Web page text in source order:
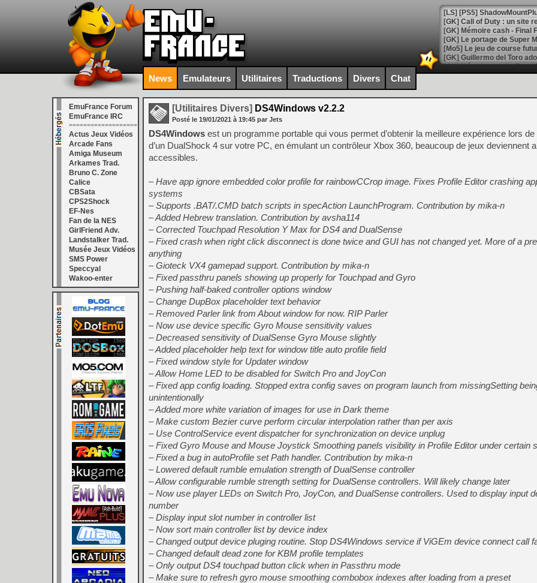
[GK] Le portage de Super
[Mo5] Le jeu de course
[GK] Guillermo del Toro
[LTF] Eté 2026 - Séquence
[GK] Mistfall Hunter :
[GK] Wo Long 2 évolue
[GK] Crossfire : un TPS à
[LS] [PS5] Premiers
[Mo5] DOOM arrive en
[GK] Bethesda fête les 30
[GK] Roblox : l'action en
[GK] Agenda - GeForce
[GK] Devolver Digital en a
[LS] [PS5] ps5-y2jb-
[GK] Pourquoi Marvel
[GK] GTA 6 : Rockstar
[GK] Hot Wheels Infinite
[GK] Mémoire cash -
[GK] Résultats Nintendo :
[GK] Déjà des
[Mo5] Brickboy cherche à
[GK] Minecraft et ses «
[GK] Beast of
[GK] Ubisoft : fin de partie
[GK] Mémoire cash -
[GK] Dan Houser (GTA)
[GK] Comment EA Sports
[GK] Crimson Moon : un
[GK] Isle of Reveries : le
[GK] Moonlighter 2 : The
News Emulateurs Utilitaires Traductions Divers Chat
EmuFrance Forum
EmuFrance IRC
===================
Actus Jeux Vidéos
Arcade Fans
Amiga Museum
Arkames Trad.
Bruno C. Zone
Calice
CBSata
CPS2Shock
EF-Nes
Fan de la NES
GirlFriend Adv.
Landstalker Trad.
Musée Jeux Vidéos
SMS Power
Speccyal
Wakoo-enter
[Utilitaires Divers] DS4Windows v2.2.2
Posté le 19/01/2021 à 19:45 par Jets
DS4Windows est un programme portable qui vous permet d’obtenir la meilleure expérience lors de
d’un DualShock 4 sur votre PC, en émulant un contrôleur Xbox 360, beaucoup de jeux deviennent
accessibles.
– Have app ignore embedded color profile for rainbowCCrop image. Fixes Profile Editor crashing
systems
– Supports .BAT/.CMD batch scripts in specAction LaunchProgram. Contribution by mika-n
– Added Hebrew translation. Contribution by avsha114
– Corrected Touchpad Resolution Y Max for DS4 and DualSense
– Fixed crash when right click disconnect is done twice and GUI has not changed yet. More of a
anything
– Gioteck VX4 gamepad support. Contribution by mika-n
– Fixed passthru panels showing up properly for Touchpad and Gyro
– Pushing half-baked controller options window
– Change DupBox placeholder text behavior
– Removed Parler link from About window for now. RIP Parler
– Now use device specific Gyro Mouse sensitivity values
– Decreased sensitivity of DualSense Gyro Mouse slightly
– Added placeholder help text for window title auto profile field
– Fixed window style for Updater window
– Allow Home LED to be disabled for Switch Pro and JoyCon
– Fixed app config loading. Stopped extra config saves on program launch from missingSetting
unintentionally
– Added more white variation of images for use in Dark theme
– Make custom Bezier curve perform circular interpolation rather than per axis
– Use ControlService event dispatcher for synchronization on device unplug
– Fixed Gyro Mouse and Mouse Joystick Smoothing panels visibility in Profile Editor under certain
– Fixed a bug in autoProfile set Path handler. Contribution by mika-n
– Lowered default rumble emulation strength of DualSense controller
– Allow configurable rumble strength setting for DualSense controllers. Will likely change later
– Now use player LEDs on Switch Pro, JoyCon, and DualSense controllers. Used to display input
number
– Display input slot number in controller list
– Now sort main controller list by device index
– Changed output device pluging routine. Stop DS4Windows service if ViGEm device connect call
– Changed default dead zone for KBM profile templates
– Only output DS4 touchpad button click when in Passthru mode
– Make sure to refresh gyro mouse smoothing combobox indexes after loading from a preset